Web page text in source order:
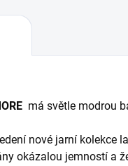
má světle modrou
nové jarní kolekce
okázalou jemností a